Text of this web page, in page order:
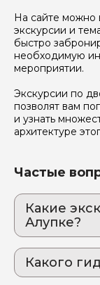
На сайте можно
экскурсии и
быстро
необходимую
мероприятии.
Экскурсии по
позволят вам
и узнать
архитектуре
Частые
Какие
Алупке?
мечты
Окунитесь в
Какого